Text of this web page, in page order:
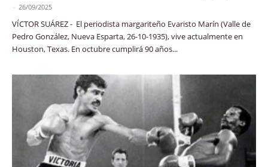
- 26/09/2025
VÍCTOR SUÁREZ - El periodista margariteño Evaristo Marín (Valle de
Pedro González, Nueva Esparta, 26-10-1935), vive actualmente en
Houston, Texas. En octubre cumplirá 90 años...